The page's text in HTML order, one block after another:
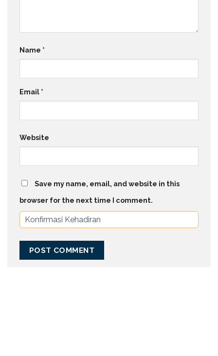
Name *
Email *
Website
Save my name, email, and website in this
browser for the next time I comment.